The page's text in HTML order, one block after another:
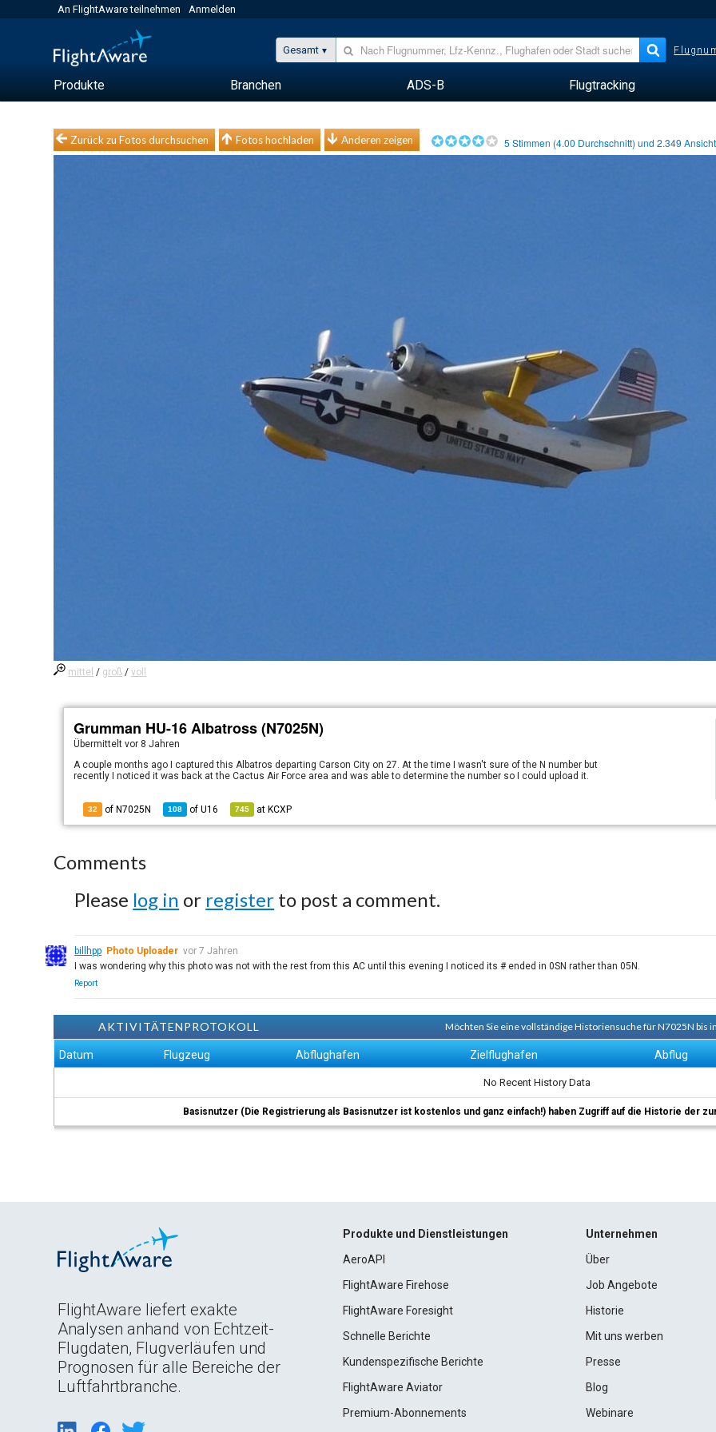
An FlightAware teilnehmen Anmelden
Gesamt
Produkte Branchen ADS-B Flugtracking
Zurück zu Fotos durchsuchen Fotos hochladen Anderen zeigen 5 Stimmen (4.00 Durchschnitt) und2.349
mittel / groß /voll
Grumman HU-16 Albatross (N7025N)
Übermitteltvor 8 Jahren
A couple months ago I captured this Albatros departing Carson City on 27. At the time I wasn't sure of the N number but
recently I noticed it was back at the Cactus Air Force area and was able to determine the number so I could upload it.
32 of N7025N 108 ofU16 745 at KCXP
Comments
Please log in or register to post a comment.
billhpp Photo Uploader vor 7 Jahren
I was wondering why this photo was not with the rest from this AC until this evening I noticed its # ended in 0SN rather than 05N.
Report
AKTIVITÄTENPROTOKOLL Möchten Sie eine vollständige Historiensuche für N7025N bis
Datum Flugzeug Abflughafen Zielflughafen Abflug
No Recent History Data
Basisnutzer (Die Registrierung als Basisnutzer ist kostenlos und ganz einfach!) haben Zugriff auf die Historie der
FlightAware liefert exakte
Analysen anhand von Echtzeit-
Flugdaten, Flugverläufen und
Prognosen für alle Bereiche der
Luftfahrtbranche.
Produkte und Dienstleistungen
AeroAPI
FlightAware Firehose
FlightAware Foresight
Schnelle Berichte
Kundenspezifische Berichte
FlightAware Aviator
Premium-Abonnements
Unternehmen
Über
Job Angebote
Historie
Mit uns werben
Presse
Blog
Webinare